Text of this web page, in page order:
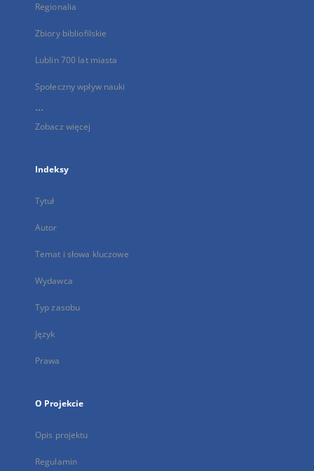
Regionalia
Zbiory bibliofilskie
Lublin 700 lat miasta
Społeczny wpływ nauki
...
Zobacz więcej
Indeksy
Tytuł
Autor
Temat i słowa kluczowe
Wydawca
Typ zasobu
Język
Prawa
O Projekcie
Opis projektu
Regulamin